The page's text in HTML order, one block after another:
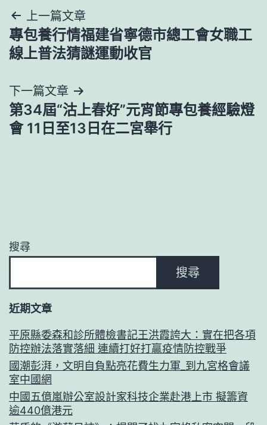
文
章
覽
上一篇文章
專包養行情福建省寧德市總工會女職工
線上普法猜謎運動收官
下一篇文章
第34屆“沽上春好”元宵節專包養經驗燈
會 11日至13日在二宮舉行
搜尋
搜尋
近期文章
平原縣委森和診所體檢書記王洪霞誇大：實在把各項
防控辦法落實落細 連續打好打贏疫情防控戰爭
國潮彭湃，文明自負點亮花費生力軍_到九宮格會議
室中國網
中國五億嵐辦公室設計家科技企業赴港上市 擬籌資
逾440億港元